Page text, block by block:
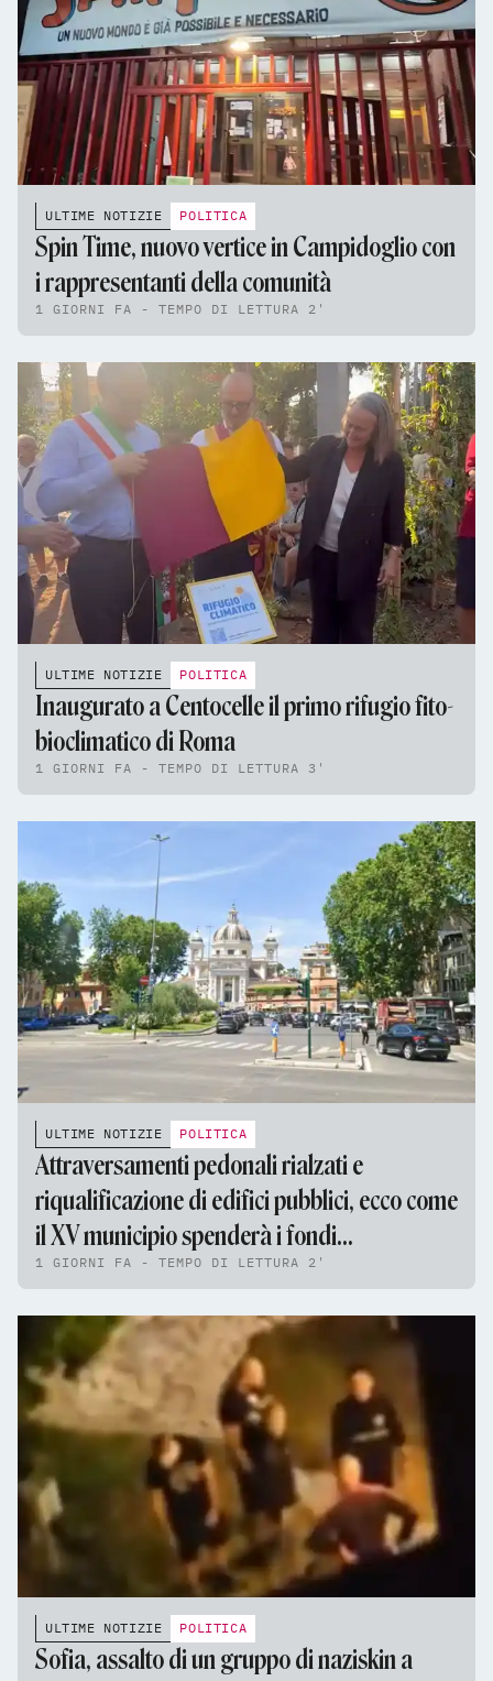
ULTIME NOTIZIE POLITICA
Spin Time, nuovo vertice in Campidoglio con
i rappresentanti della comunità
1 GIORNI FA - TEMPO DI LETTURA 2'
ULTIME NOTIZIE POLITICA
Inaugurato a Centocelle il primo rifugio fito-
bioclimatico di Roma
1 GIORNI FA - TEMPO DI LETTURA 3'
ULTIME NOTIZIE POLITICA
Attraversamenti pedonali rialzati e
riqualificazione di edifici pubblici, ecco come
il XV municipio spenderà i fondi
dell'assestamento di bilancio
1 GIORNI FA - TEMPO DI LETTURA 2'
ULTIME NOTIZIE POLITICA
Sofia, assalto di un gruppo di naziskin a